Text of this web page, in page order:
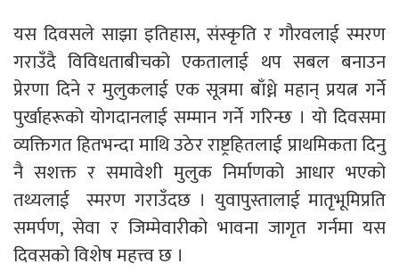
यस दिवसले साझा इतिहास, संस्कृति र गौरवलाई स्मरण
गराउँदै विविधताबीचको एकतालाई थप सबल बनाउन
प्रेरणा दिने र मुलुकलाई एक सूत्रमा बाँध्ने महान् प्रयत्न गर्ने
पुर्खाहरूको योगदानलाई सम्मान गर्ने गरिन्छ । यो दिवसमा
व्यक्तिगत हितभन्दा माथि उठेर राष्ट्रहितलाई प्राथमिकता दिनु
नै सशक्त र समावेशी मुलुक निर्माणको आधार भएको
तथ्यलाई स्मरण गराउँदछ । युवापुस्तालाई मातृभूमिप्रति
समर्पण, सेवा र जिम्मेवारीको भावना जागृत गर्नमा यस
दिवसको विशेष महत्त्व छ ।